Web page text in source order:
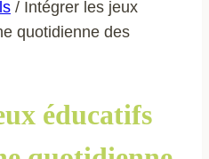
/ Intégrer les jeux
quotidienne des
éducatifs